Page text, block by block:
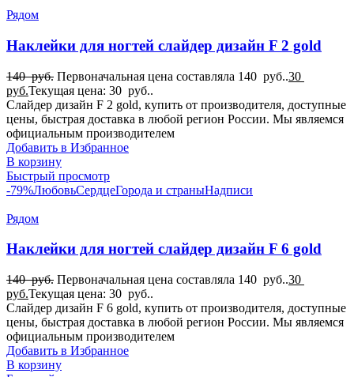
Рядом
Наклейки для ногтей слайдер дизайн F 2 gold
140руб. Первоначальная цена составляла 140 руб..30
руб.Текущая цена: 30 руб..
Слайдер дизайн F 2 gold, купить от производителя, доступные
цены, быстрая доставка в любой регион России. Мы являемся
официальным производителем
Добавить в Избранное
В корзину
Быстрый просмотр
-79%ЛюбовьСердцеГорода и страныНадписи
Рядом
Наклейки для ногтей слайдер дизайн F 6 gold
140руб. Первоначальная цена составляла 140 руб..30
руб.Текущая цена: 30 руб..
Слайдер дизайн F 6 gold, купить от производителя, доступные
цены, быстрая доставка в любой регион России. Мы являемся
официальным производителем
Добавить в Избранное
В корзину